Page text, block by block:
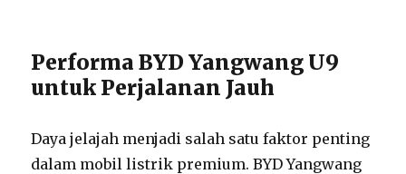
Performa BYD Yangwang U9
untuk Perjalanan Jauh
Daya jelajah menjadi salah satu faktor penting
dalam mobil listrik premium. BYD Yangwang